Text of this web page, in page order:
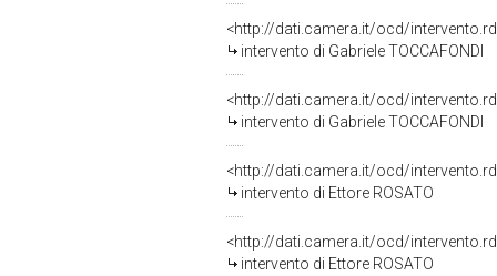
<http://dati.camera.it/ocd/
intervento di Gabriele TOCCAFONDI
<http://dati.camera.it/ocd/
intervento di Gabriele TOCCAFONDI
<http://dati.camera.it/ocd/
intervento di Ettore ROSATO
<http://dati.camera.it/ocd/
intervento di Ettore ROSATO